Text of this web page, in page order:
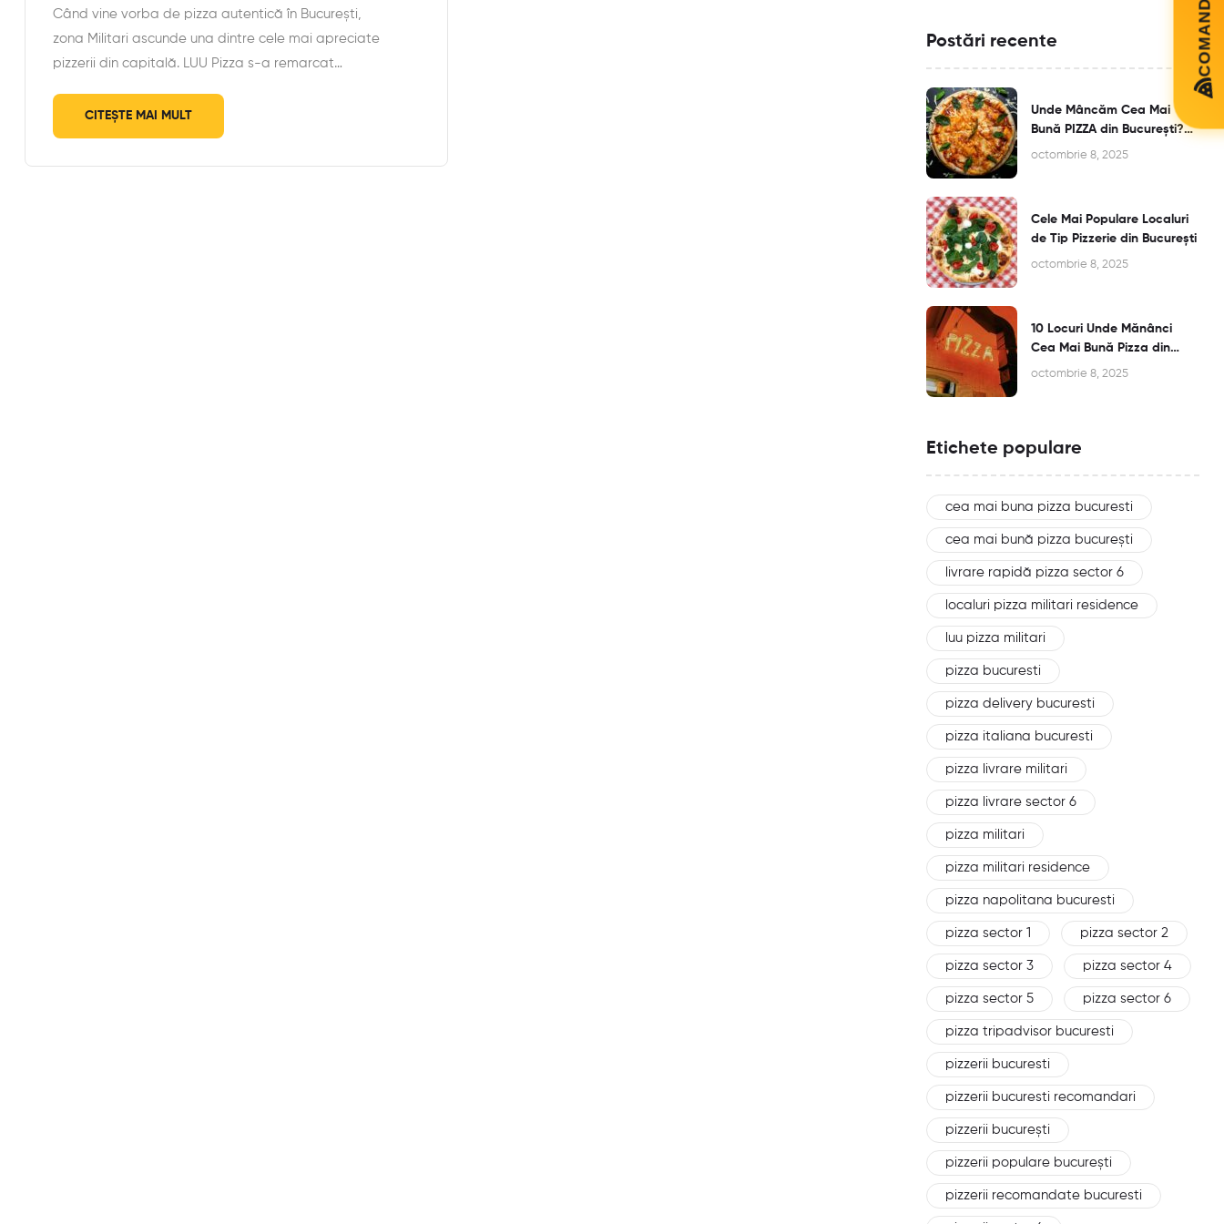
Când vine vorba de pizza autentică în București,
zona Militari ascunde una dintre cele mai apreciate
pizzerii din capitală. LUU Pizza s-a remarcat…
CITEȘTE MAI MULT
Postări recente
Unde Mâncăm Cea Mai
Bună PIZZA din București?
Top Recomandări
octombrie 8, 2025
Cele Mai Populare Localuri
de Tip Pizzerie din București
octombrie 8, 2025
10 Locuri Unde Mănânci
Cea Mai Bună Pizza din
București
octombrie 8, 2025
Etichete populare
cea mai buna pizza bucuresti
cea mai bună pizza bucurești
livrare rapidă pizza sector 6
localuri pizza militari residence
luu pizza militari
pizza bucuresti
pizza delivery bucuresti
pizza italiana bucuresti
pizza livrare militari
pizza livrare sector 6
pizza militari
pizza militari residence
pizza napolitana bucuresti
pizza sector 1 pizza sector 2
pizza sector 3 pizza sector 4
pizza sector 5 pizza sector 6
pizza tripadvisor bucuresti
pizzerii bucuresti
pizzerii bucuresti recomandari
pizzerii bucurești
pizzerii populare bucurești
pizzerii recomandate bucuresti